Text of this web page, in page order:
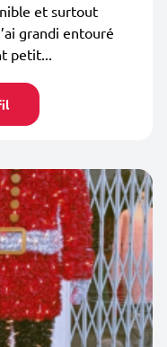
et surtout
grandi entouré
petit...